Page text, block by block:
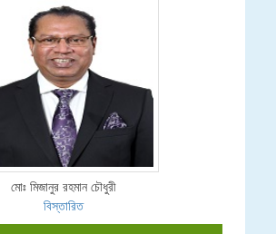
মোঃ মিজানুর রহমান চৌধুরী
বিস্তারিত